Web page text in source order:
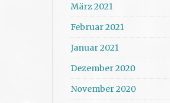
März 2021
Februar 2021
Januar 2021
Dezember 2020
November 2020